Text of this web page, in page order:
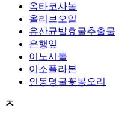
옥타코사놀
올리브오일
유산균발효굴추출물
은행잎
이노시톨
이소플라본
인동덩굴꽃봉오리
ㅈ